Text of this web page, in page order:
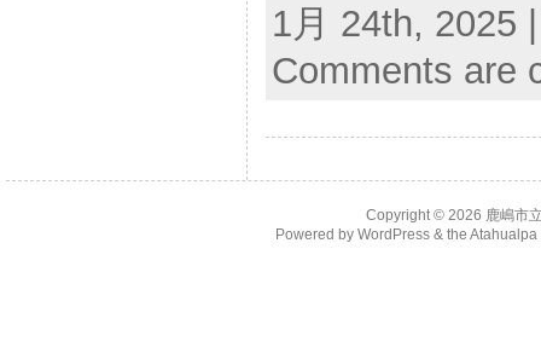
1月 24th, 2025
Comments are
Copyright © 2026 鹿嶋市
Powered by WordPress& the Atahualpa